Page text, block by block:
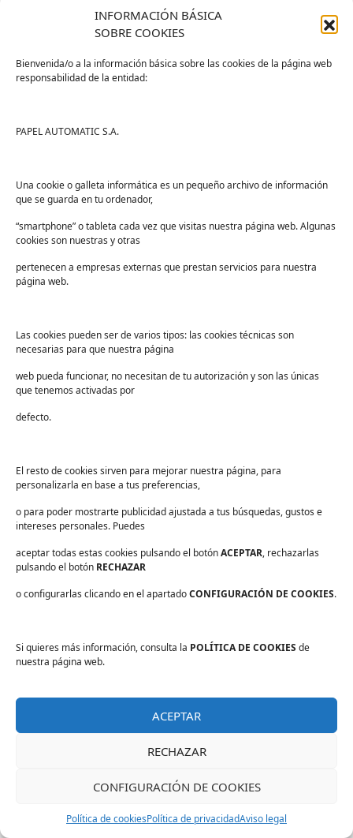
INFORMACIÓN BÁSICA
SOBRE COOKIES
Bienvenida/o a la información básica sobre las cookies de la página web
responsabilidad de la entidad:
PAPEL AUTOMATIC S.A.
Una cookie o galleta informática es un pequeño archivo de información
que se guarda en tu ordenador,
“smartphone” o tableta cada vez que visitas nuestra página web. Algunas
cookies son nuestras y otras
pertenecen a empresas externas que prestan servicios para nuestra
página web.
Las cookies pueden ser de varios tipos: las cookies técnicas son
necesarias para que nuestra página
web pueda funcionar, no necesitan de tu autorización y son las únicas
que tenemos activadas por
defecto.
El resto de cookies sirven para mejorar nuestra página, para
personalizarla en base a tus preferencias,
o para poder mostrarte publicidad ajustada a tus búsquedas, gustos e
intereses personales. Puedes
aceptar todas estas cookies pulsando el botónACEPTAR, rechazarlas
pulsando el botón RECHAZAR
o configurarlas clicando en el apartadoCONFIGURACIÓN DE COOKIES.
Si quieres más información, consulta la POLÍTICA DE COOKIES de
nuestra página web.
ACEPTAR
RECHAZAR
CONFIGURACIÓN DE COOKIES
Política de cookiesPolítica de privacidadAviso legal
Algunos productos químicos solamente son
eficaces si se dejan actuar durante un período
determinado.
automática.
equilibrar los 4 elementos del
círculo de Sinner?
Encontrar el equilibrio y la perfecta
combinación de los 4 elementos del círculo de
Sinner no solo nos ayudará a alcanzar la
además nos aportará otros beneficios.
Por ejemplo,
contribuye a un ahorro a largo y
medio plazo, evitando sobrecostes
inesperadosderivados de una dosificación
incorrecta de los productos.
mantenimiento de los equiposy, por último,
previene problemas medioambientales
relacionados con los recursos que se emplean
para la limpieza y la desinfección.
¿Necesitas ayuda con tu plan
de limpieza y desinfección?
de trayectoria ayudando a las empresas a
alcanzar la excelencia en cuanto a limpieza y
contamos con productos que nos ayudan a
¿Quieres recibir asesoramiento personalizado?
Escríbenos a través de nuestro formulario de
contacto indicando tu duda o consulta.